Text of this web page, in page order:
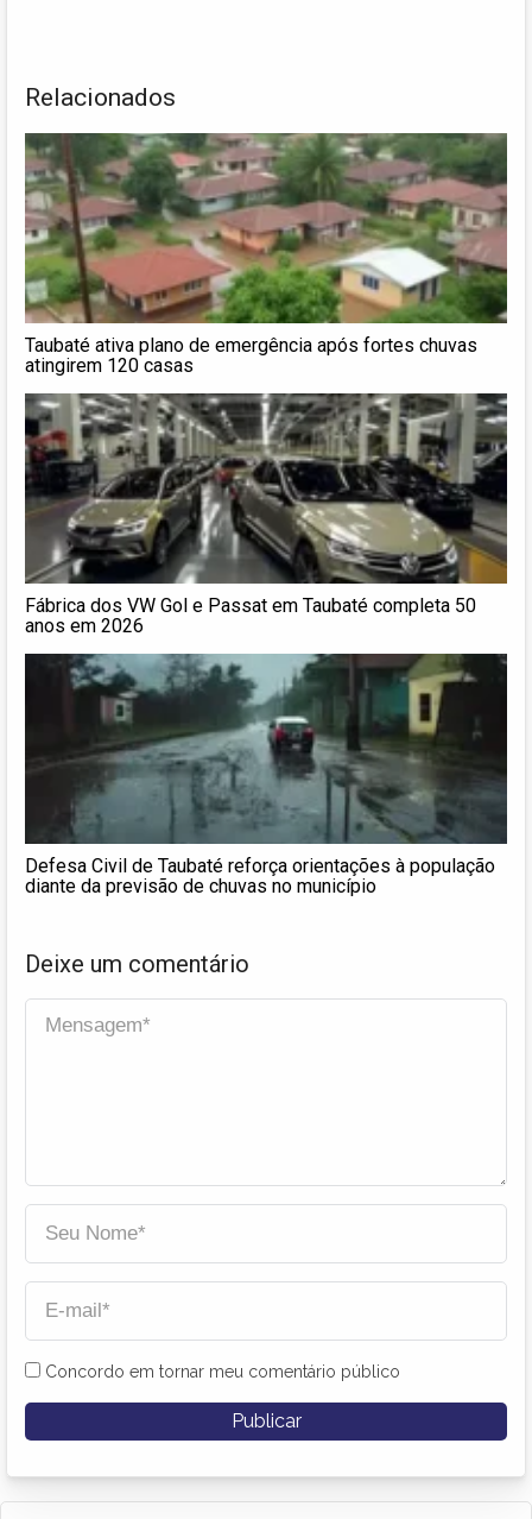
Relacionados
Taubaté ativa plano de emergência após fortes chuvas
atingirem 120 casas
Fábrica dos VW Gol e Passat em Taubaté completa 50
anos em 2026
Defesa Civil de Taubaté reforça orientações à população
diante da previsão de chuvas no município
Deixe um comentário
Concordo em tornar meu comentário público